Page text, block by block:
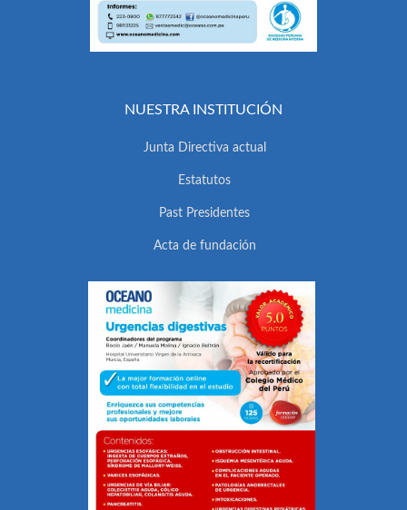
NUESTRA INSTITUCIÓN
Junta Directiva actual
Estatutos
Past Presidentes
Acta de fundación